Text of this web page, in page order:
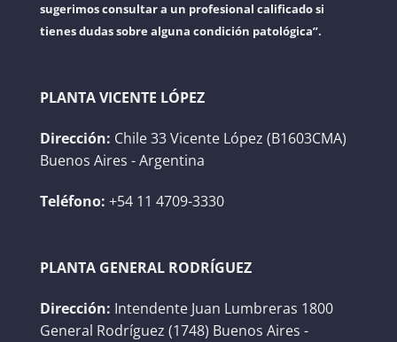
sugerimos consultar a un profesional calificado si
tienes dudas sobre alguna condición patológica”.
PLANTA VICENTE LÓPEZ
Dirección: Chile 33 Vicente López (B1603CMA)
Buenos Aires - Argentina
Teléfono: +54 11 4709-3330
PLANTA GENERAL RODRÍGUEZ
Dirección: Intendente Juan Lumbreras 1800
General Rodríguez (1748) Buenos Aires -